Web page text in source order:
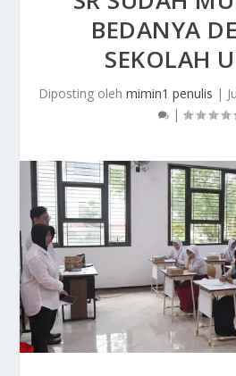
BEDANYA
SEKOLAH
Diposting oleh mimin1 penulis |
|